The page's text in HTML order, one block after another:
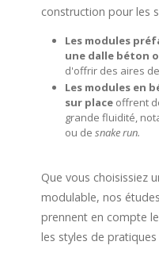
construction pour les
Les modules
une dalle béton
d'offrir des aires
Les modules en
sur place offrent
grande fluidité,
ou desnake run.
Que vous choisissiez
modulable, nos
prennent en compte
les styles de